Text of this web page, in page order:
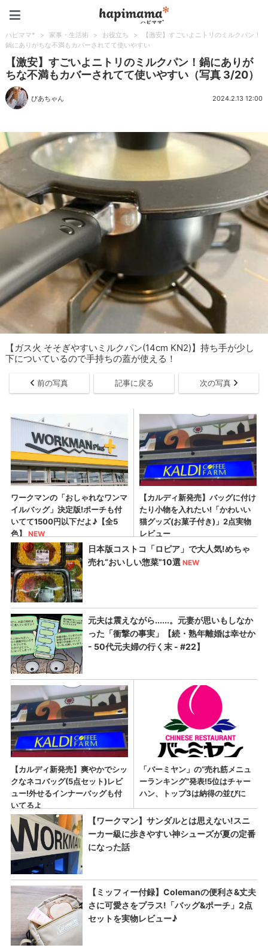
ハピママ* > 家事・生活術 > お役立ち >
【激安】すごいよニトリのミルクパン！
鍋にありがちな不満もカバーされてて使いやすい
【激安】すごいよニトリのミルクパン！鍋にありが
ちな不満もカバーされてて使いやすい（写真 3/20）
びあちゃん 2024.2.13 12:00
【ガス火 そそぎやすいミルクパン(14cm KN2)】持ち手が少し
下についているので手持ちの蓋が使える！
前の写真 記事に戻る 次の写真